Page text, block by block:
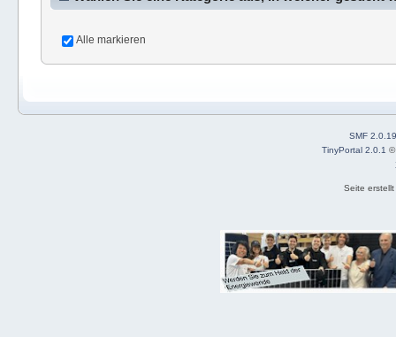
Alle markieren
SMF 2.0.19
TinyPortal 2.0.1
Seite